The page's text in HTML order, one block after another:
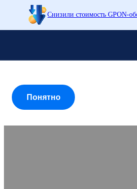
Понятно
Понятно
Снизили стоимость GPON-